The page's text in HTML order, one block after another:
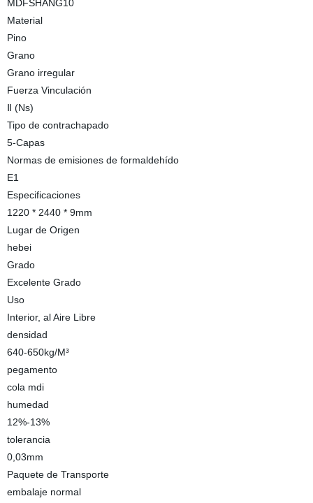
MDFSHANG10
Material
Pino
Grano
Grano irregular
Fuerza Vinculación
Ⅱ (Ns)
Tipo de contrachapado
5-Capas
Normas de emisiones de formaldehído
E1
Especificaciones
1220 * 2440 * 9mm
Lugar de Origen
hebei
Grado
Excelente Grado
Uso
Interior, al Aire Libre
densidad
640-650kg/M³
pegamento
cola mdi
humedad
12%-13%
tolerancia
0,03mm
Paquete de Transporte
embalaje normal